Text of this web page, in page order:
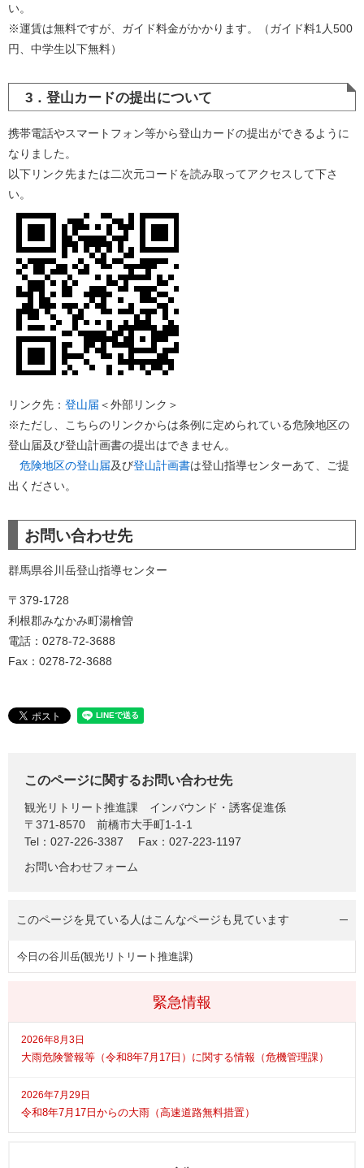
い。
※運賃は無料ですが、ガイド料金がかかります。（ガイド料1人500
円、中学生以下無料）
3．登山カードの提出について
携帯電話やスマートフォン等から登山カードの提出ができるように
なりました。
以下リンク先または二次元コードを読み取ってアクセスして下さ
い。
リンク先： 登山届 ＜外部リンク＞
※ただし、こちらのリンクからは条例に定められている危険地区の
登山届及び登山計画書の提出はできません。
危険地区の登山届及び登山計画書は登山指導センターあて、ご提
出ください。
お問い合わせ先
群馬県谷川岳登山指導センター
〒379-1728
利根郡みなかみ町湯檜曽
電話：0278-72-3688
Fax：0278-72-3688
このページに関するお問い合わせ先
観光リトリート推進課
インバウンド・誘客促進係
〒371-8570
前橋市大手町1-1-1
Tel：027-226-3387
Fax：027-223-1197
お問い合わせフォーム
緊急情報
2026年8月3日
大雨危険警報等（令和8年7月17日）に関する情報（危機管理課）
2026年7月29日
令和8年7月17日からの大雨（高速道路無料措置）
このページを見ている人はこんなページも見ています
今日の谷川岳(観光リトリート推進課)